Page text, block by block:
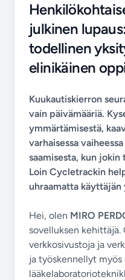
julkinen
todellinen
elinikäinen
Kuukautiskierron
vain päivämääriä.
ymmärtämisestä,
varhaisessa
saamisesta, kun
Loin Cycletrackin
uhraamatta
Hei, olen MIRO
sovelluksen kehittäjä.
verkkosivustoja ja
ja työskennellyt